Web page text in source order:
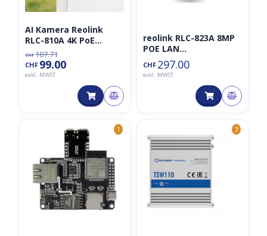
AI Kamera Reolink
RLC-810A 4K PoE
Überwachungskamera
(Kamera mit Edge
Personen und Auto
CHF 107.71
CHF 99.00
exkl. MWST
reolink RLC-823A 8MP
POE LAN
Überwachungskamera
PTZ (Nachfolgemodell
von RLC-423)
CHF 297.00
exkl. MWST
1 3